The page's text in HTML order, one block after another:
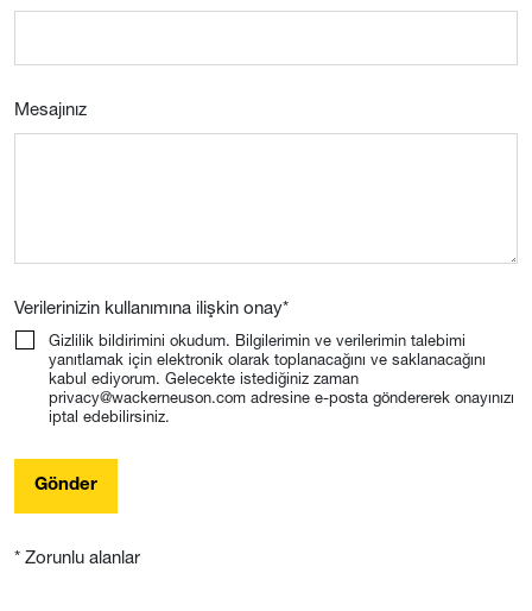
Mesajınız
Verilerinizin kullanımına ilişkin onay*
Gizlilik bildirimini okudum. Bilgilerimin ve verilerimin talebimi
yanıtlamak için elektronik olarak toplanacağını ve saklanacağını
kabul ediyorum. Gelecekte istediğiniz zaman
privacy@wackerneuson.com adresine e-posta göndererek onayınızı
iptal edebilirsiniz.
Gönder
* Zorunlu alanlar